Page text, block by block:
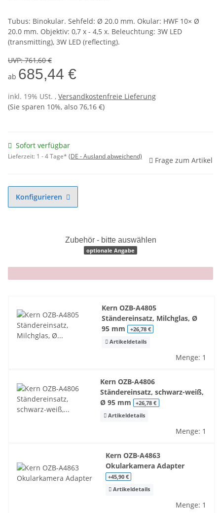
Tubus: Binokular. Sehfeld: Ø 20.0 mm. Okular: HWF 10× Ø
20.0 mm. Objektiv: 0,7 x - 4,5 x. Beleuchtung: 3W LED
(transmitting), 3W LED (reflecting).
UVP:761,60 €
ab 685,44 €
inkl. 19% USt. , Versandkostenfreie Lieferung
(Sie sparen 10%, also 76,16 €)
Sofort verfügbar
Lieferzeit: 1 - 4 Tage* (DE - Ausland abweichend) Frage zum Artikel
Konfigurieren
Zubehör - bitte auswählen
optionale Angabe
x
Kern OZB-A4805
Ständereinsatz, Milchglas, Ø
95 mm +26,78 €
Artikeldetails
Menge: 1
Kern OZB-A4806
Ständereinsatz, schwarz-weiß,
Ø 95 mm +26,78 €
Artikeldetails
Menge: 1
Kern OZB-A4863
Okularkamera Adapter
+45,90 €
Artikeldetails
Menge: 1